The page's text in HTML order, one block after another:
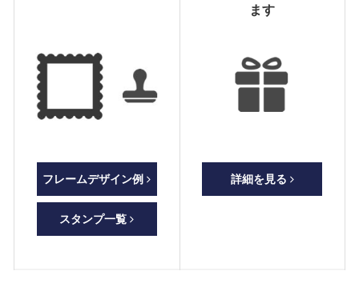
フレームデザイン例
スタンプ一覧
ます
詳細を見る